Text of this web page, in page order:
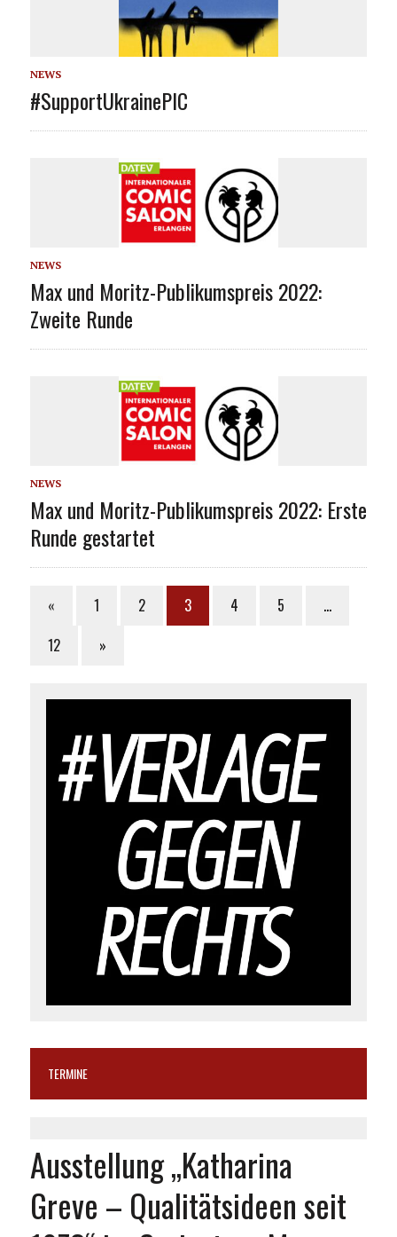
NEWS
#SupportUkrainePIC
NEWS
Max und Moritz-Publikumspreis 2022:
Zweite Runde
NEWS
Max und Moritz-Publikumspreis 2022: Erste
Runde gestartet
« 1 2 3 4 5
…
12
»
TERMINE
Ausstellung „Katharina
Greve – Qualitätsideen seit